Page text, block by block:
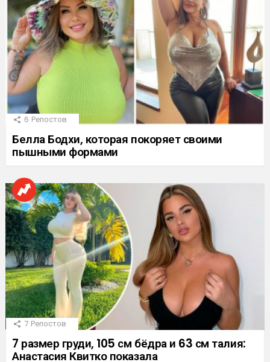
6 Репостов
Белла Бодхи, которая покоряет своими
пышными формами
7 Репостов
7 размер груди, 105 см бёдра и 63 см талия:
Анастасия Квитко показала